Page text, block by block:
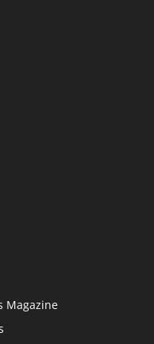
Magazine